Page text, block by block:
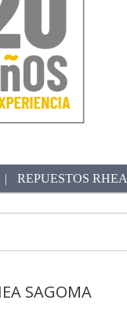
REPUESTOS RHEA
SAGOMA